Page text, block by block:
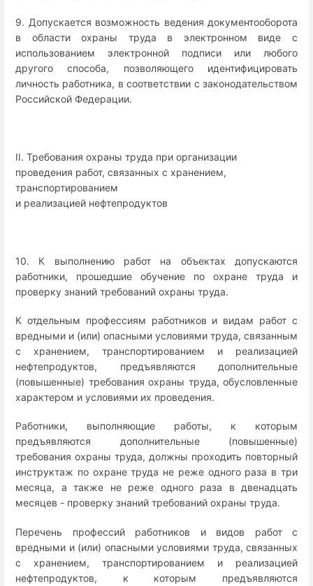
9. Допускается возможность ведения документооборота
в области охраны труда в электронном виде с
использованием электронной подписи или любого
другого способа, позволяющего идентифицировать
личность работника, в соответствии с законодательством
Российской Федерации.
II. Требования охраны труда при организации
проведения работ, связанных с хранением,
транспортированием
и реализацией нефтепродуктов
10. К выполнению работ на объектах допускаются
работники, прошедшие обучение по охране труда и
проверку знаний требований охраны труда.
К отдельным профессиям работников и видам работ с
вредными и (или) опасными условиями труда, связанным
с хранением, транспортированием и реализацией
нефтепродуктов, предъявляются дополнительные
(повышенные) требования охраны труда, обусловленные
характером и условиями их проведения.
Работники, выполняющие работы, к которым
предъявляются дополнительные (повышенные)
требования охраны труда, должны проходить повторный
инструктаж по охране труда не реже одного раза в три
месяца, а также не реже одного раза в двенадцать
месяцев - проверку знаний требований охраны труда.
Перечень профессий работников и видов работ с
вредными и (или) опасными условиями труда, связанных
с хранением, транспортированием и реализацией
нефтепродуктов, к которым предъявляются